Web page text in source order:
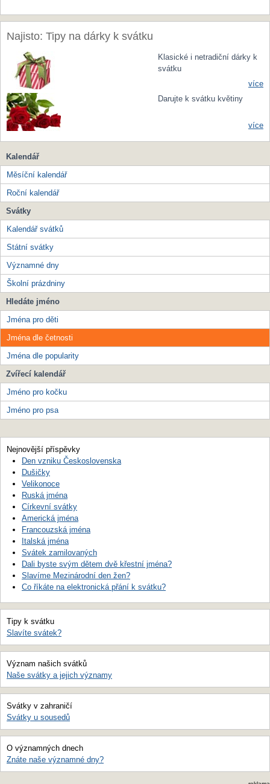
Najisto: Tipy na dárky k svátku
Klasické i netradiční dárky k
svátku
více
Darujte k svátku květiny
více
Kalendář
Měsíční kalendář
Roční kalendář
Svátky
Kalendář svátků
Státní svátky
Významné dny
Školní prázdniny
Hledáte jméno
Jména pro děti
Jména dle četnosti
Jména dle popularity
Zvířecí kalendář
Jméno pro kočku
Jméno pro psa
Nejnovější příspěvky
Den vzniku Československa
Dušičky
Velikonoce
Ruská jména
Církevní svátky
Americká jména
Francouzská jména
Italská jména
Svátek zamilovaných
Dali byste svým dětem dvě křestní jména?
Slavíme Mezinárodní den žen?
Co říkáte na elektronická přání k svátku?
Tipy k svátku
Slavíte svátek?
Význam našich svátků
Naše svátky a jejich významy
Svátky v zahraničí
Svátky u sousedů
O významných dnech
Znáte naše významné dny?